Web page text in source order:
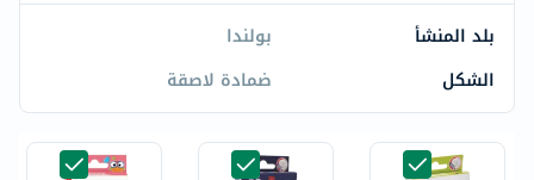
بلد المنشأ
بولندا
الشكل
ضمادة لاصقة